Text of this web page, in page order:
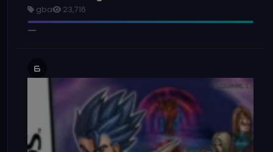
gba 23,716
6